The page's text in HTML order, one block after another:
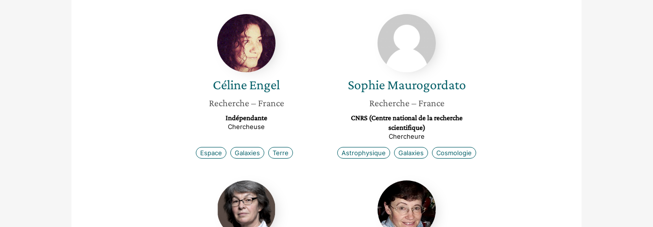
Céline
Engel
CélineEngel
Recherche – France
Indépendante
Chercheuse
Espace Galaxies Terre
Sophie
Maurogordato
Sophie Maurogordato
Recherche – France
CNRS (Centre national de la recherche
scientifique)
Chercheure
Astrophysique Galaxies Cosmologie
Isabelle
Vauglin
Françoise
Combes